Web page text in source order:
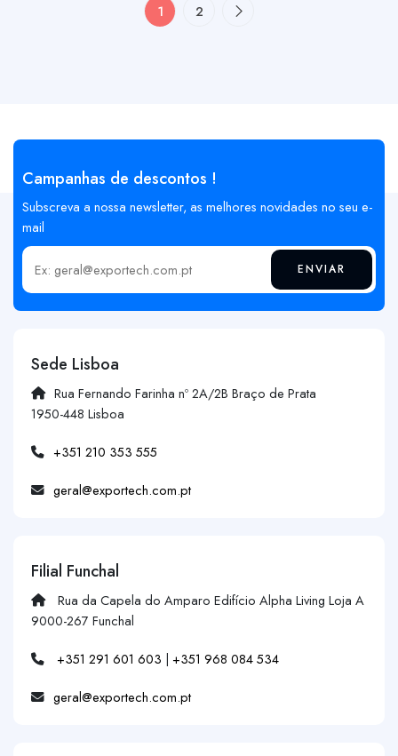
1 2
Campanhas de descontos !
Subscreva a nossa newsletter, as melhores novidades no seu e-
mail
Insira o seu email ENVIAR
Sede Lisboa
Rua Fernando Farinha nº 2A/2B Braço de Prata
1950-448 Lisboa
+351 210 353 555
geral@exportech.com.pt
Filial Funchal
Rua da Capela do Amparo Edifício Alpha Living Loja A
9000-267 Funchal
+351 291 601 603 | +351 968 084 534
geral@exportech.com.pt